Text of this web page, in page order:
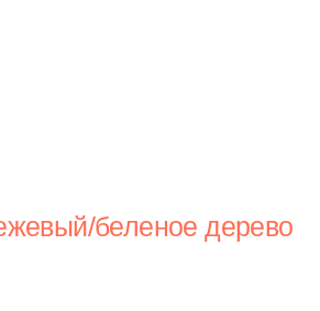
беленое дерево